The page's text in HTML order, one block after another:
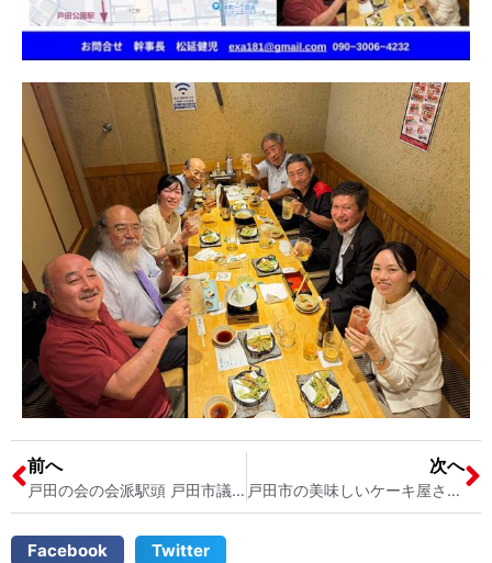
前へ
戸田の会の会派駅頭 戸田市議会議員 宮内そうこ
次へ
戸田市の美味しいケーキ屋さん パティスリーローブ 戸田カスター 戸田市議会議員 宮内そうこ
Facebook Twitter